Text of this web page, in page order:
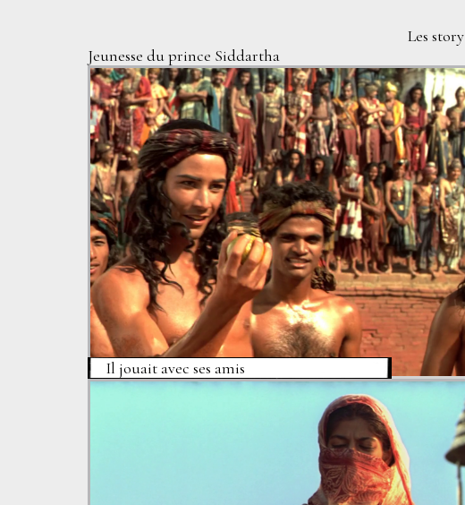
Les story
Jeunesse du prince Siddartha
Il jouait avec ses amis